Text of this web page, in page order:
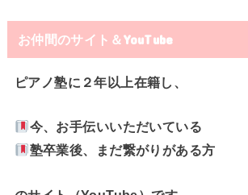
お仲間のサイト＆YouTube
ピアノ塾に２年以上在籍し、
今、お手伝いいただいている
塾卒業後、まだ繋がりがある方